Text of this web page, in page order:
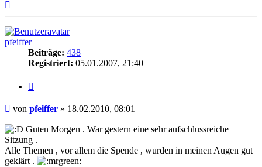
pfeiffer
Beiträge: 438
Registriert: 05.01.2007, 21:40
Beitrag
von pfeiffer » 18.02.2010, 08:01
Guten Morgen . War gestern eine sehr aufschlussreiche
Sitzung .
Alle Themen , vor allem die Spende , wurden in meinen Augen gut
geklärt .